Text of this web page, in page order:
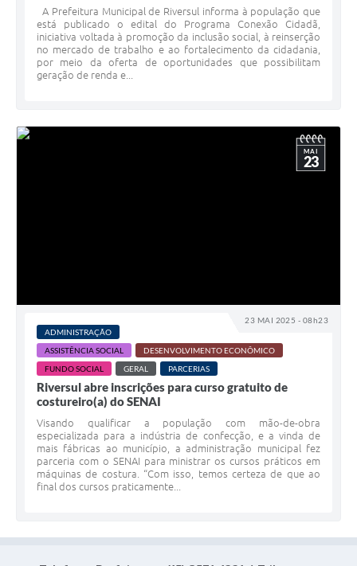
A Prefeitura Municipal de Riversul informa à população que
está publicado o edital do Programa Conexão Cidadã,
iniciativa voltada à promoção da inclusão social, à reinserção
no mercado de trabalho e ao fortalecimento da cidadania,
por meio da oferta de oportunidades que possibilitam
geração de renda e...
23 MAI 2025 - 08h23
MAI
23
ADMINISTRAÇÃO
ASSISTÊNCIA SOCIAL
DESENVOLVIMENTO ECONÔMICO
FUNDO SOCIAL
GERAL PARCERIAS
Riversul abre inscrições para curso gratuito de
costureiro(a) do SENAI
Visando qualificar a população com mão-de-obra
especializada para a indústria de confecção, e a vinda de
mais fábricas ao município, a administração municipal fez
parceria com o SENAI para ministrar os cursos práticos em
máquinas de costura. “Com isso, temos certeza de que ao
final dos cursos praticamente...